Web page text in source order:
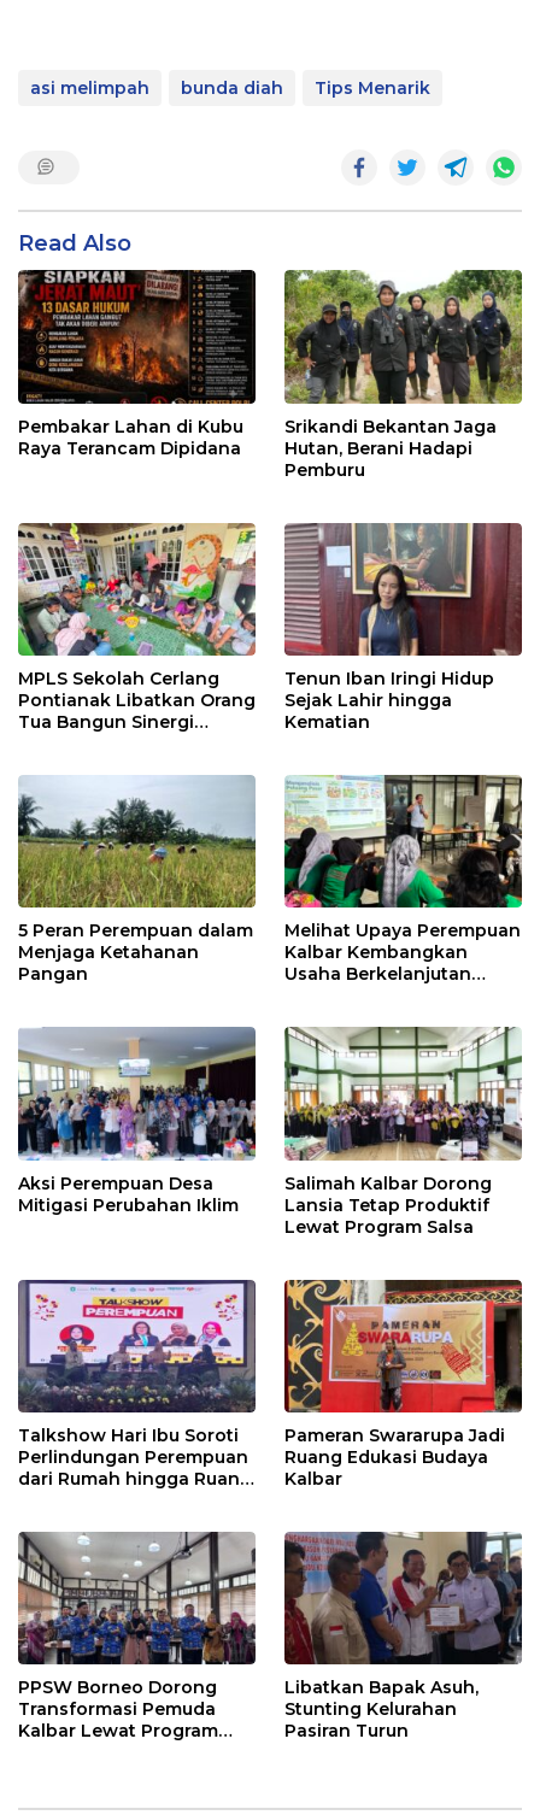
asi melimpah bunda diah Tips Menarik
Read Also
Pembakar Lahan di Kubu
Raya Terancam Dipidana
Srikandi Bekantan Jaga
Hutan, Berani Hadapi
Pemburu
MPLS Sekolah Cerlang
Pontianak Libatkan Orang
Tua Bangun Sinergi
Tenun Iban Iringi Hidup
Sejak Lahir hingga
Kematian
5 Peran Perempuan dalam
Menjaga Ketahanan
Pangan
Melihat Upaya Perempuan
Kalbar Kembangkan
Usaha Berkelanjutan
Aksi Perempuan Desa
Mitigasi Perubahan Iklim
Salimah Kalbar Dorong
Lansia Tetap Produktif
Lewat Program Salsa
Talkshow Hari Ibu Soroti
Perlindungan Perempuan
dari Rumah hingga Ruang
Pameran Swararupa Jadi
Ruang Edukasi Budaya
Kalbar
PPSW Borneo Dorong
Transformasi Pemuda
Kalbar Lewat Program
Libatkan Bapak Asuh,
Stunting Kelurahan
Pasiran Turun